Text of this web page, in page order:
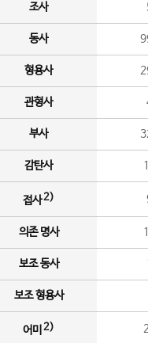
조사
동사
형용사
관형사
부사
감탄사
접사2)
의존 명사
보조 동사
보조 형용사
어미 2)